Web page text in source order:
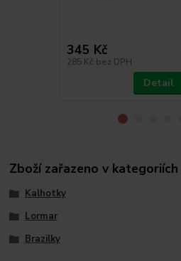
345 Kč
285 Kč bez DPH
Detail
Zboží zařazeno v kategoriích
Kalhotky
Lormar
Brazilky